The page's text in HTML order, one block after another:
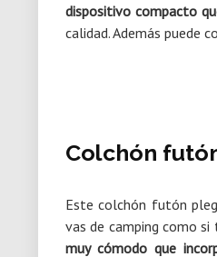
dispositivo compacto
calidad. Además puede
Colchón
Este colchón futón
vas de camping como
muy cómodo que